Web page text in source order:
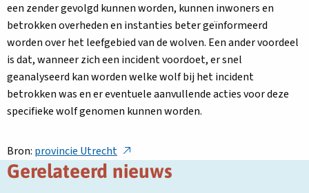
een zender gevolgd kunnen worden, kunnen inwoners en
betrokken overheden en instanties beter geïnformeerd
worden over het leefgebied van de wolven. Een ander voordeel
is dat, wanneer zich een incident voordoet, er snel
geanalyseerd kan worden welke wolf bij het incident
betrokken was en er eventuele aanvullende acties voor deze
specifieke wolf genomen kunnen worden.
Bron: provincie Utrecht Deze
link
Gerelateerd nieuws